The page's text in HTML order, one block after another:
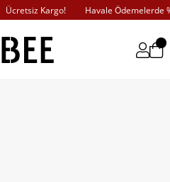
Ücretsiz Kargo! Havale Ödemelerde